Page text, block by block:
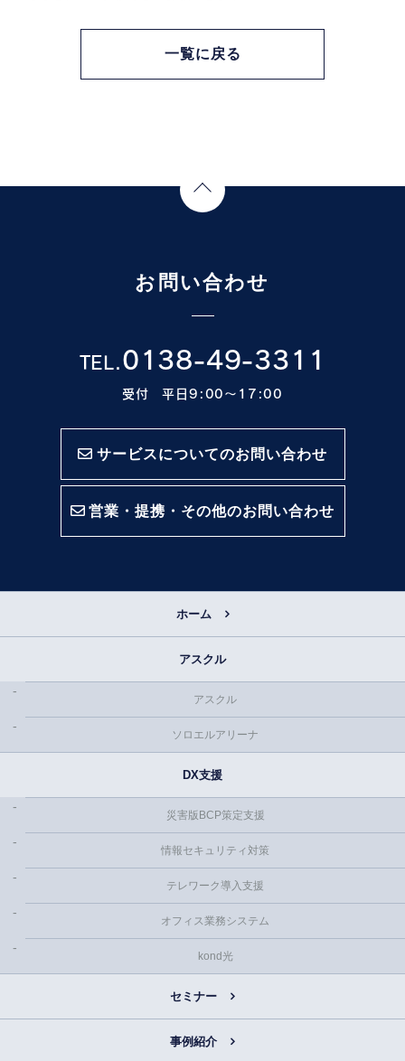
一覧に戻る
お問い合わせ
TEL.0138-49-3311
受付 平日9:00〜17:00
サービスについてのお問い合わせ
営業・提携・その他のお問い合わせ
ホーム
アスクル
アスクル
ソロエルアリーナ
DX支援
災害版BCP策定支援
情報セキュリティ対策
テレワーク導入支援
オフィス業務システム
kond光
セミナー
事例紹介